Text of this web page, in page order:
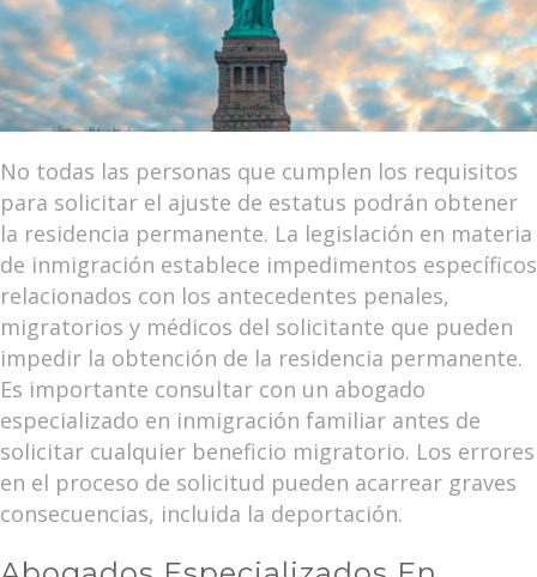
No todas las personas que cumplen los requisitos
para solicitar el ajuste de estatus podrán obtener
la residencia permanente. La legislación en materia
de inmigración establece impedimentos específicos
relacionados con los antecedentes penales,
migratorios y médicos del solicitante que pueden
impedir la obtención de la residencia permanente.
Es importante consultar con un abogado
especializado en inmigración familiar antes de
solicitar cualquier beneficio migratorio. Los errores
en el proceso de solicitud pueden acarrear graves
consecuencias, incluida la deportación.